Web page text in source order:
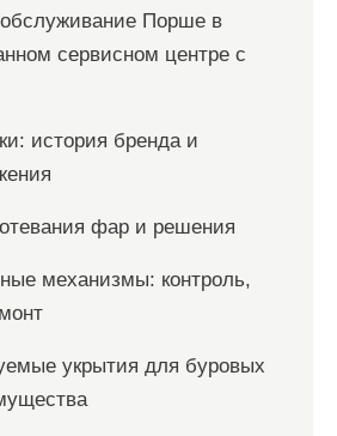
обслуживание Порше в
сервисном центре с
история бренда и
фар и решения
механизмы: контроль,
укрытия для буровых